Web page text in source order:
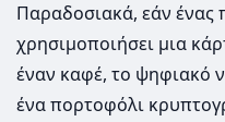
Παραδοσιακά, εάν ένας
χρησιμοποιήσει μια
έναν καφέ, το ψηφιακό
ένα πορτοφόλι